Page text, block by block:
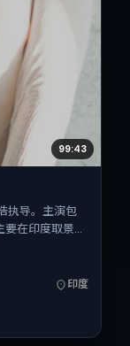
99:43
执导。主演包
在印度取景与
印度